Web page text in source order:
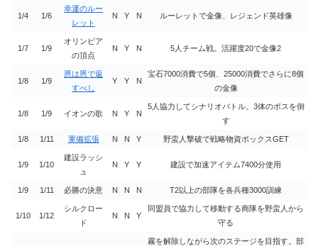
1/4 1/6
幸運のルー
レット
N Y N ルーレットで金像、レジェンド英雄像
1/7 1/9
オリンピア
の頂点
N Y N 5人チーム戦。活躍度20で金像2
1/8 1/9
恩は恩で返
すべし
Y Y N
宝石7000消費で5個、25000消費でさらに8個
の金像
1/8 1/9 イオンの歌 N Y N
5人協力してシナリオバトル。3体のボスを倒
す
1/8 1/11 軍備拡張 N N Y 野蛮人撃破で戦略物資ボックスGET
1/9 1/10
建設ラッシ
ュ
N Y Y 建設で加速アイテム7400分使用
1/9 1/11 必勝の決意 N N N T2以上の部隊を各兵種3000訓練
1/10 1/12
シルクロー
ド
N N Y
同盟員で協力して移動する商隊を野蛮人から
守る
霧を解除しながら次のステージを目指す。部